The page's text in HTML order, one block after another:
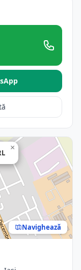
×
Navighează